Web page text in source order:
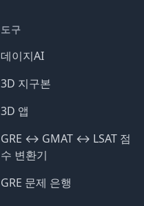
도구
데이지AI
3D 지구본
3D 앱
GRE ↔️ GMAT ↔️ LSAT 점
수 변환기
GRE 문제 은행